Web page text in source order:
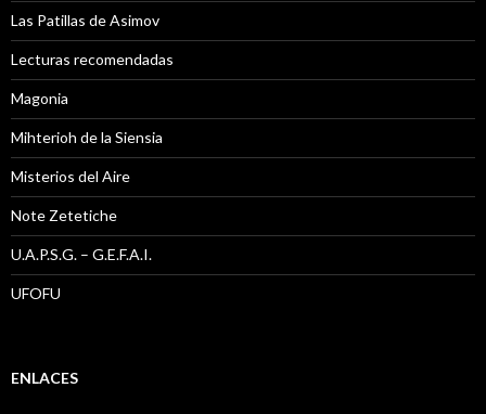
Las Patillas de Asimov
Lecturas recomendadas
Magonia
Mihterioh de la Siensia
Misterios del Aire
Note Zetetiche
U.A.P.S.G. – G.E.F.A.I.
UFOFU
ENLACES